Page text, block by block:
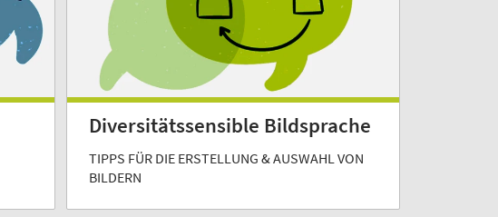
Diversitätssensible Bildsprache
TIPPS FÜR DIE ERSTELLUNG & AUSWAHL VON
BILDERN